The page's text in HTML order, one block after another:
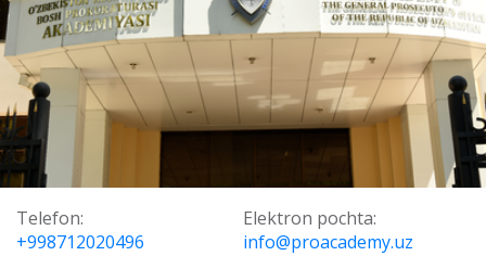
Telefon:
+998712020496
Elektron pochta:
info@proacademy.uz